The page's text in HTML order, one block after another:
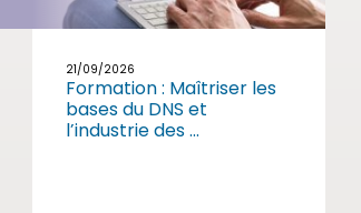
21/09/2026
Formation : Maîtriser les
bases du DNS et
l’industrie des ...